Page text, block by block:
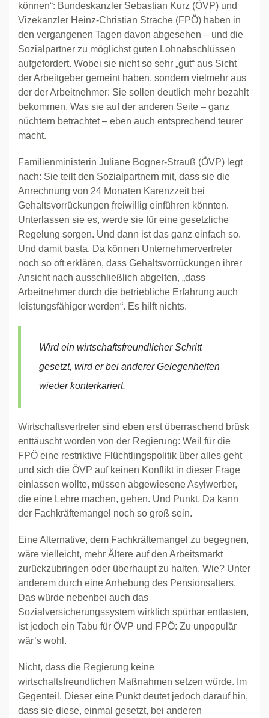
können“: Bundeskanzler Sebastian Kurz (ÖVP) und
Vizekanzler Heinz-Christian Strache (FPÖ) haben in
den vergangenen Tagen davon abgesehen – und die
Sozialpartner zu möglichst guten Lohnabschlüssen
aufgefordert. Wobei sie nicht so sehr „gut“ aus Sicht
der Arbeitgeber gemeint haben, sondern vielmehr aus
der der Arbeitnehmer: Sie sollen deutlich mehr bezahlt
bekommen. Was sie auf der anderen Seite – ganz
nüchtern betrachtet – eben auch entsprechend teurer
macht.
Familienministerin Juliane Bogner-Strauß (ÖVP) legt
nach: Sie teilt den Sozialpartnern mit, dass sie die
Anrechnung von 24 Monaten Karenzzeit bei
Gehaltsvorrückungen freiwillig einführen könnten.
Unterlassen sie es, werde sie für eine gesetzliche
Regelung sorgen. Und dann ist das ganz einfach so.
Und damit basta. Da können Unternehmervertreter
noch so oft erklären, dass Gehaltsvorrückungen ihrer
Ansicht nach ausschließlich abgelten, „dass
Arbeitnehmer durch die betriebliche Erfahrung auch
leistungsfähiger werden“. Es hilft nichts.
Wird ein wirtschaftsfreundlicher Schritt
gesetzt, wird er bei anderer Gelegenheiten
wieder konterkariert.
Wirtschaftsvertreter sind eben erst überraschend brüsk
enttäuscht worden von der Regierung: Weil für die
FPÖ eine restriktive Flüchtlingspolitik über alles geht
und sich die ÖVP auf keinen Konflikt in dieser Frage
einlassen wollte, müssen abgewiesene Asylwerber,
die eine Lehre machen, gehen. Und Punkt. Da kann
der Fachkräftemangel noch so groß sein.
Eine Alternative, dem Fachkräftemangel zu begegnen,
wäre vielleicht, mehr Ältere auf den Arbeitsmarkt
zurückzubringen oder überhaupt zu halten. Wie? Unter
anderem durch eine Anhebung des Pensionsalters.
Das würde nebenbei auch das
Sozialversicherungssystem wirklich spürbar entlasten,
ist jedoch ein Tabu für ÖVP und FPÖ: Zu unpopulär
wär’s wohl.
Nicht, dass die Regierung keine
wirtschaftsfreundlichen Maßnahmen setzen würde. Im
Gegenteil. Dieser eine Punkt deutet jedoch darauf hin,
dass sie diese, einmal gesetzt, bei anderen